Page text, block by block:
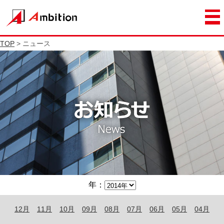
TOP > ニュース
年：
12月 11月 10月 09月 08月 07月 06月 05月 04月